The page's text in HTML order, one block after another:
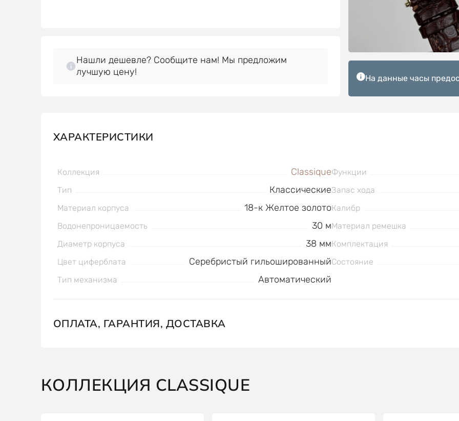
Нашли дешевле? Сообщите нам! Мы предложим
лучшую цену!
На данные часы
ХАРАКТЕРИСТИКИ
Коллекция Classique
Тип Классические
Материал корпуса 18-к Желтое золото
Водонепроницаемость 30 м
Диаметр корпуса 38 мм
Цвет циферблата Серебристый гильошированный
Тип механизма Автоматический
Функции
Запас хода
Калибр
Материал ремешка
Комплектация
Состояние
ОПЛАТА, ГАРАНТИЯ, ДОСТАВКА
КОЛЛЕКЦИЯ CLASSIQUE